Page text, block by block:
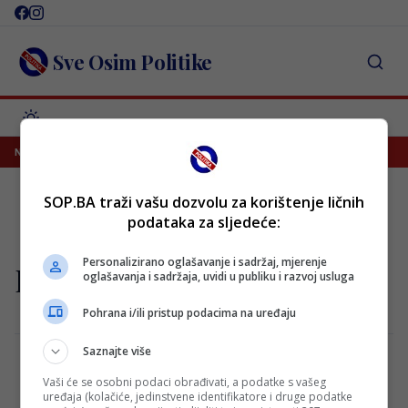
Skip
content Sve Osim Politike
NAJNOVIJEVlahović stiže u Španiju besplatno, ali ne u Barcelonu
Design
Interview Of Beginner Urban Style Model
SOP.BA traži vašu dozvolu za korištenje ličnih
podataka za sljedeće:
Personalizirano oglašavanje i sadržaj, mjerenje
oglašavanja i sadržaja, uvidi u publiku i razvoj usluga
Pohrana i/ili pristup podacima na uređaju
Saznajte više
Vaši će se osobni podaci obrađivati, a podatke s vašeg
uređaja (kolačiće, jedinstvene identifikatore i druge podatke